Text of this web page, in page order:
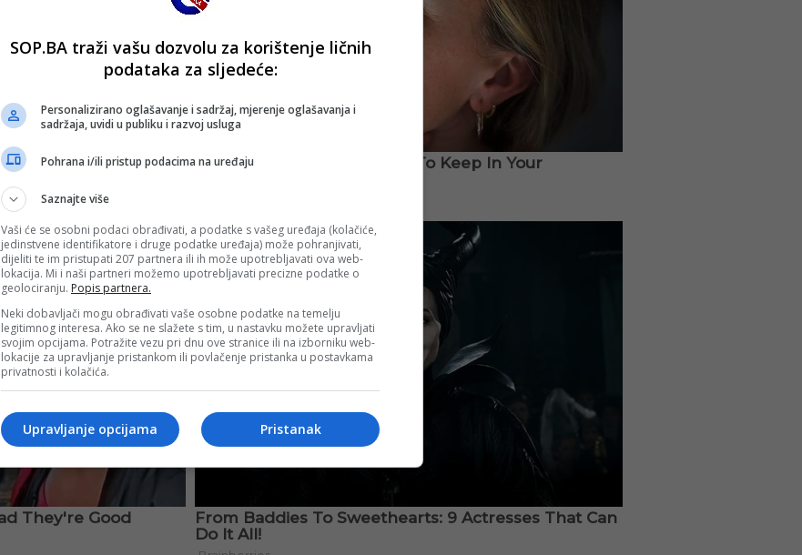
SOP.BA traži vašu dozvolu za korištenje ličnih
podataka za sljedeće:
Personalizirano oglašavanje i sadržaj, mjerenje oglašavanja i
sadržaja, uvidi u publiku i razvoj usluga
Pohrana i/ili pristup podacima na uređaju
Saznajte više
Vaši će se osobni podaci obrađivati, a podatke s vašeg uređaja (kolačiće,
jedinstvene identifikatore i druge podatke uređaja) može pohranjivati,
dijeliti te im pristupati 207 partnera ili ih može upotrebljavati ova web-
lokacija. Mi i naši partneri možemo upotrebljavati precizne podatke o
geolociranju. Popis partnera.
Neki dobavljači mogu obrađivati vaše osobne podatke na temelju
legitimnog interesa. Ako se ne slažete s tim, u nastavku možete upravljati
svojim opcijama. Potražite vezu pri dnu ove stranice ili na izborniku web-
lokacije za upravljanje pristankom ili povlačenje pristanka u postavkama
privatnosti i kolačića.
Pristanak
Upravljanje opcijama